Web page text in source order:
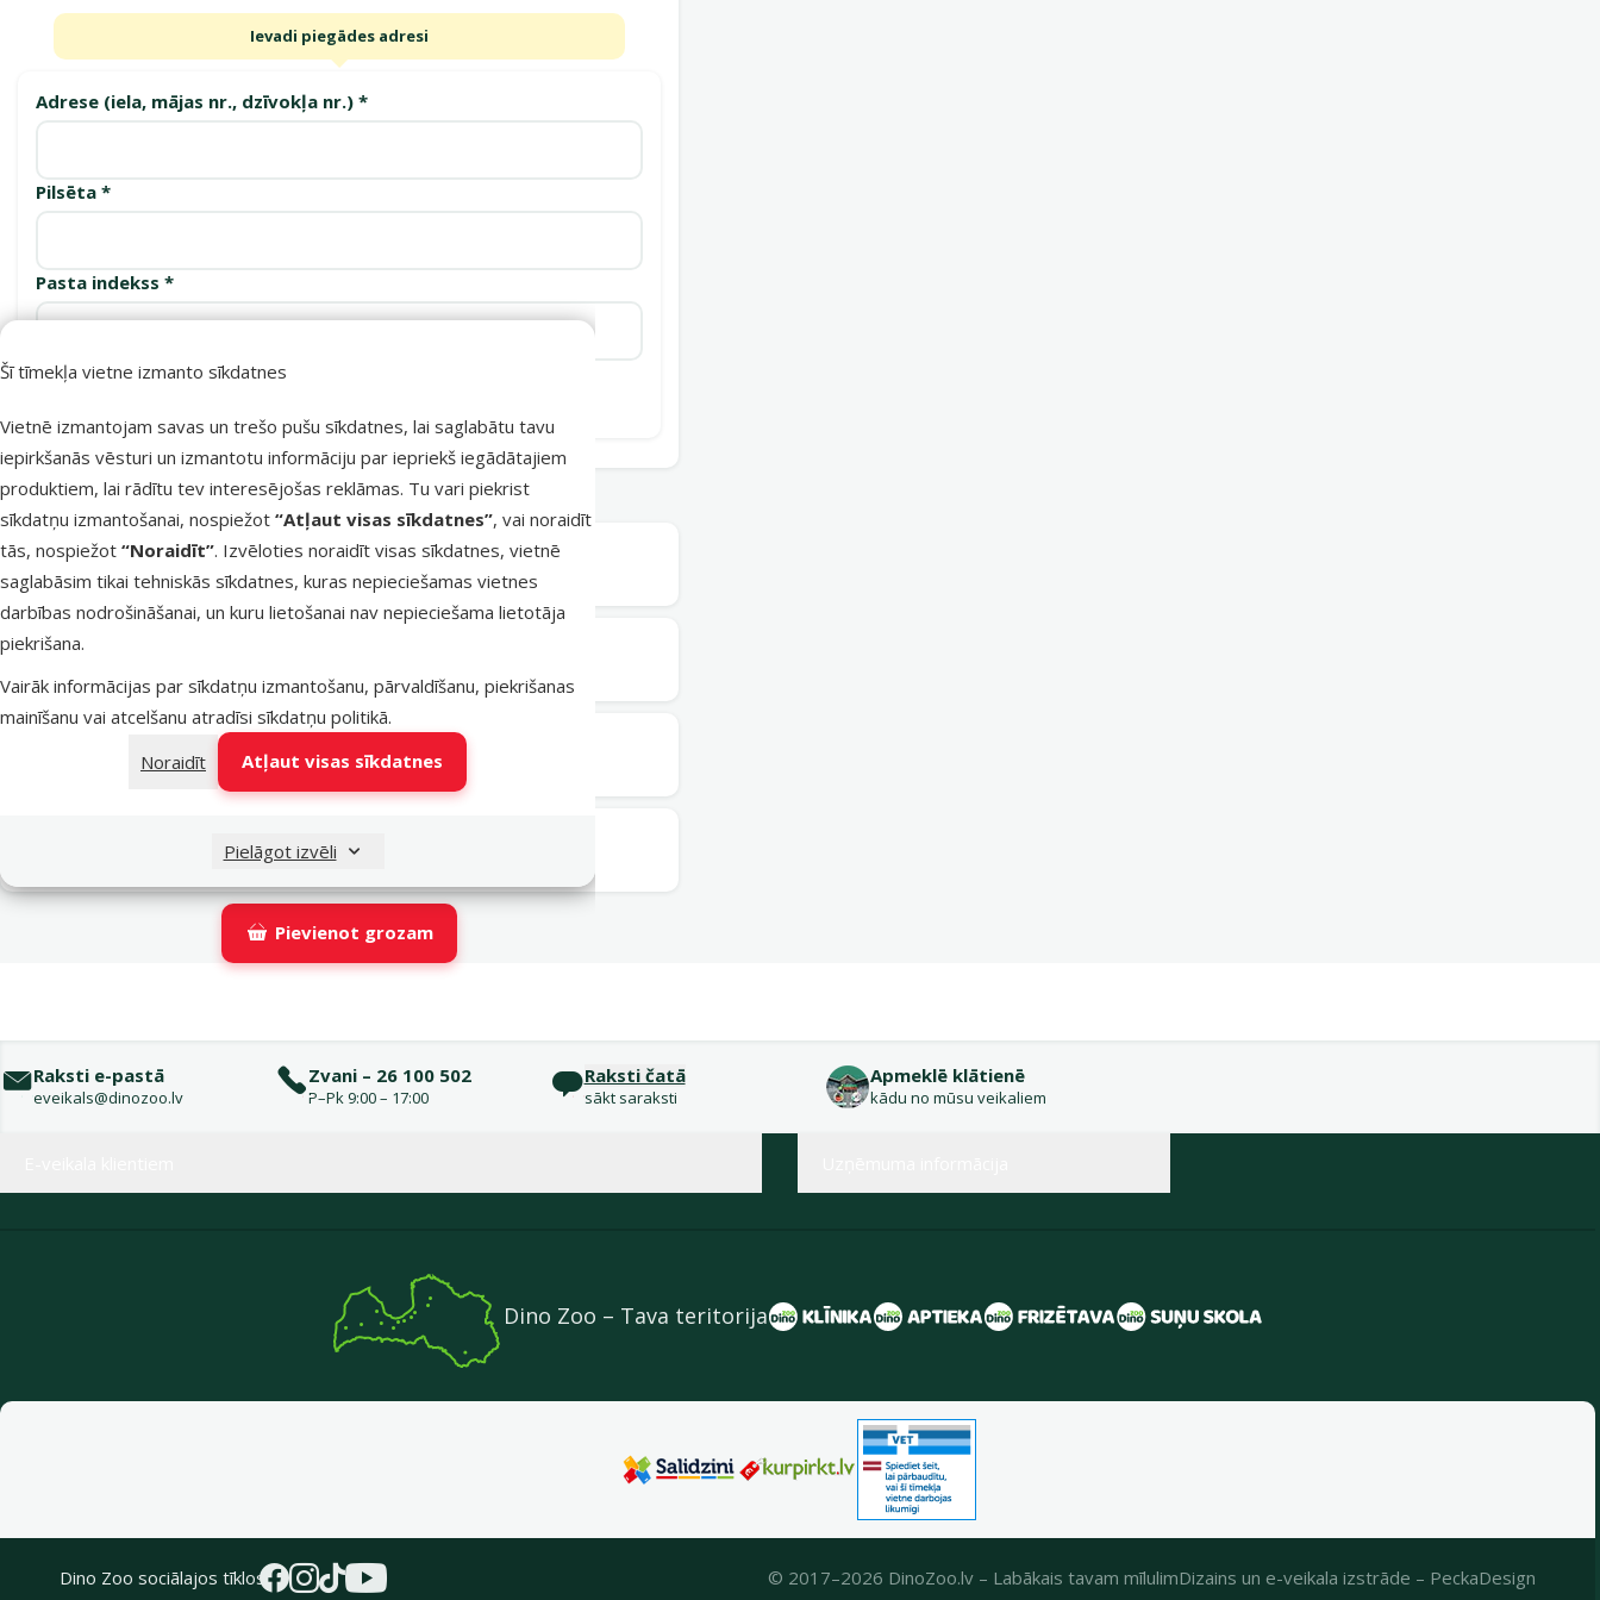
Šī tīmekļa vietne izmanto sīkdatnes
Vietnē izmantojam savas un trešo pušu sīkdatnes, lai saglabātu tavu
iepirkšanās vēsturi un izmantotu informāciju par iepriekš iegādātajiem
produktiem, lai rādītu tev interesējošas reklāmas. Tu vari piekrist
sīkdatņu izmantošanai, nospiežot “Atļaut visas sīkdatnes”, vai noraidīt
tās, nospiežot “Noraidīt”. Izvēloties noraidīt visas sīkdatnes, vietnē
saglabāsim tikai tehniskās sīkdatnes, kuras nepieciešamas vietnes
darbības nodrošināšanai, un kuru lietošanai nav nepieciešama lietotāja
piekrišana.
Vairāk informācijas par sīkdatņu izmantošanu, pārvaldīšanu, piekrišanas
mainīšanu vai atcelšanu atradīsi sīkdatņu politikā.
Noraidīt
Atļaut visas sīkdatnes
Pielāgot izvēli
Ievadi piegādes adresi
Adrese (iela, mājas nr., dzīvokļa nr.) *
Pilsēta *
Pasta indekss *
Saņemšanas punkti
Latvijas Pasts pakomāti trešdien
OMNIVA pakomāti
Pievienot grozam
Raksti e-pastā
eveikals@dinozoo.lv
Zvani – 26 100 502
P–Pk 9:00 – 17:00
Raksti čatā
sākt saraksti
Apmeklē klātienē
kādu no mūsu veikaliem
Dino Zoo – Tava teritorija
Dino Zoo sociālajos tīklos © 2017–2026 DinoZoo.lv – Labākais tavam mīlulimDizains un e-veikala izstrāde – PeckaDesign